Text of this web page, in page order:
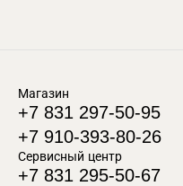
Магазин
+7 831 297-50-95
+7 910-393-80-26
Сервисный центр
+7 831 295-50-67